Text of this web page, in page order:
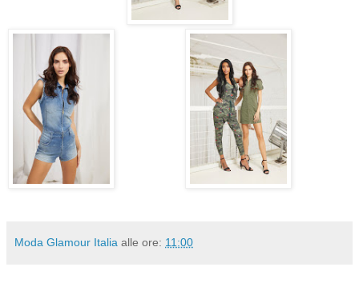
Moda Glamour Italia alle ore: 11:00